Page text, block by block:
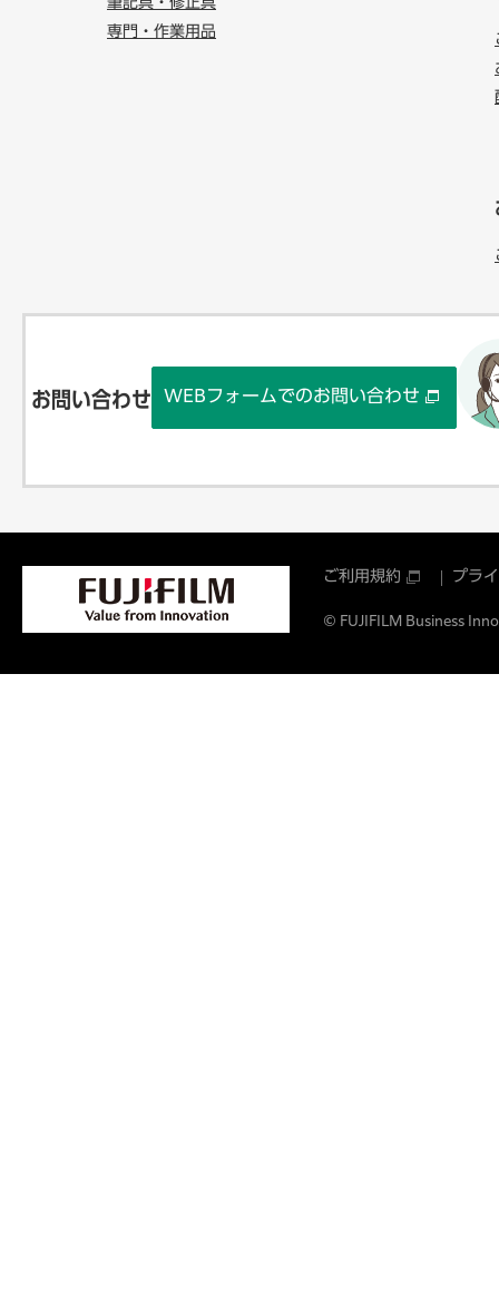
筆記具・修正具
専門・作業用品
お問い合わせ WEBフォームでのお問い合わせ
ご利用規約 プラ
© FUJIFILM Business